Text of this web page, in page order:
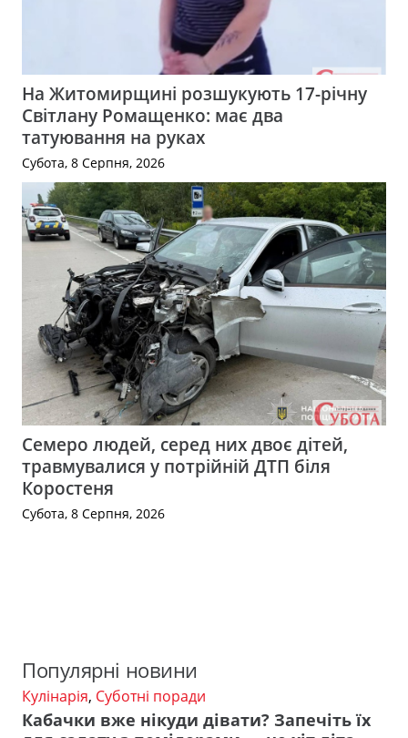
На Житомирщині розшукують 17-річну
Світлану Ромащенко: має два
татуювання на руках
Субота, 8 Серпня, 2026
Семеро людей, серед них двоє дітей,
травмувалися у потрійній ДТП біля
Коростеня
Субота, 8 Серпня, 2026
Популярні новини
Кулінарія, Суботні поради
Кабачки вже нікуди дівати? Запечіть їх